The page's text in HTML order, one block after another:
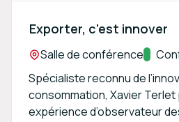
Exporter, c'est innover
Location:
Salle de conférenceTrack:
Spécialiste reconnu de
consommation, Xavier
expérience d’observateur